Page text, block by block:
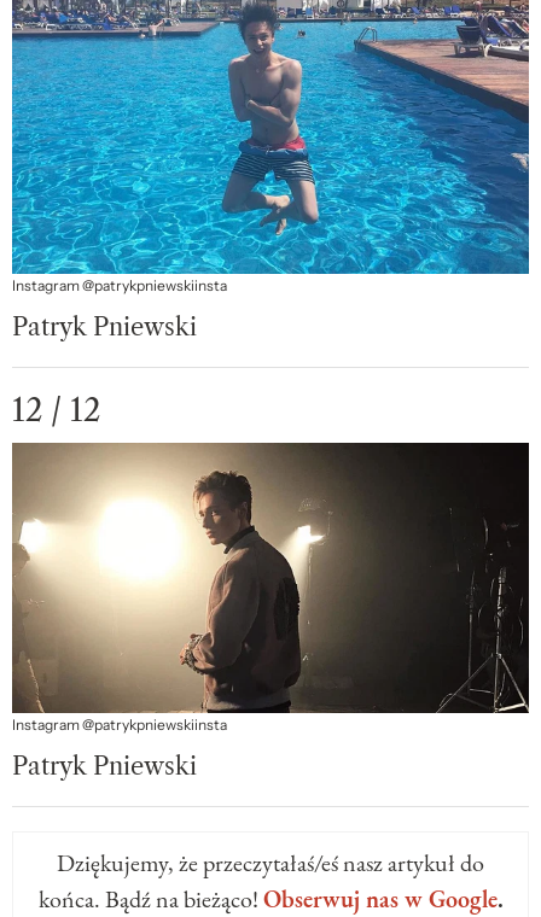
Instagram @patrykpniewskiinsta
Patryk Pniewski
12 / 12
Instagram @patrykpniewskiinsta
Patryk Pniewski
Dziękujemy, że przeczytałaś/eś nasz artykuł do
końca. Bądź na bieżąco!Obserwuj nas w Google.